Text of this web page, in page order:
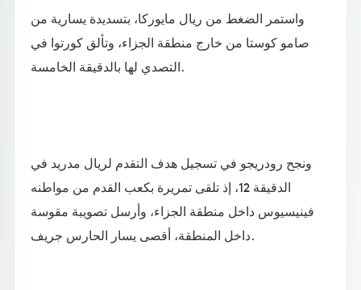
واستمر الضغط من ريال مايوركا، بتسديدة يسارية من
صامو كوستا من خارج منطقة الجزاء، وتألق كورتوا في
التصدي لها بالدقيقة الخامسة.
ونجح رودريجو في تسجيل هدف التقدم لريال مدريد في
الدقيقة 12، إذ تلقى تمريرة بكعب القدم من مواطنه
فينيسيوس داخل منطقة الجزاء، وأرسل تصويبة مقوسة
داخل المنطقة، أقصى يسار الحارس جريف.